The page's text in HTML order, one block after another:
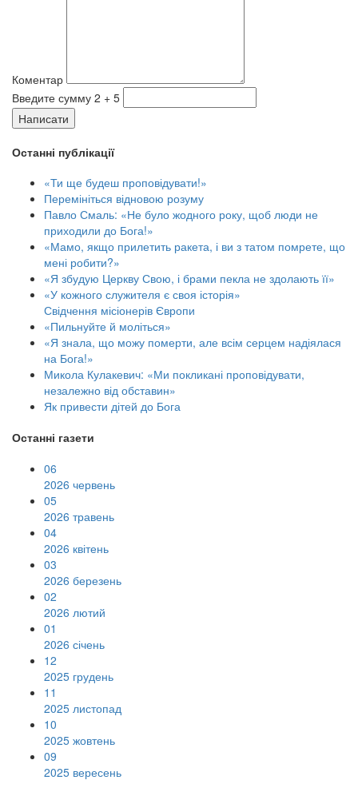
Коментар
Введите сумму 2 + 5
Написати
Останні публікації
«Ти ще будеш проповідувати!»
Перемініться відновою розуму
Павло Смаль: «Не було жодного року, щоб люди не
приходили до Бога!»
«Мамо, якщо прилетить ракета, і ви з татом помрете, що
мені робити?»
«Я збудую Церкву Свою, і брами пекла не здолають її»
«У кожного служителя є своя історія»
Свідчення місіонерів Європи
«Пильнуйте й моліться»
«Я знала, що можу померти, але всім серцем надіялася
на Бога!»
Микола Кулакевич: «Ми покликані проповідувати,
незалежно від обставин»
Як привести дітей до Бога
Останні газети
06
2026 червень
05
2026 травень
04
2026 квітень
03
2026 березень
02
2026 лютий
01
2026 січень
12
2025 грудень
11
2025 листопад
10
2025 жовтень
09
2025 вересень